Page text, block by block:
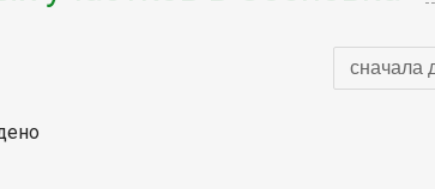
сначала